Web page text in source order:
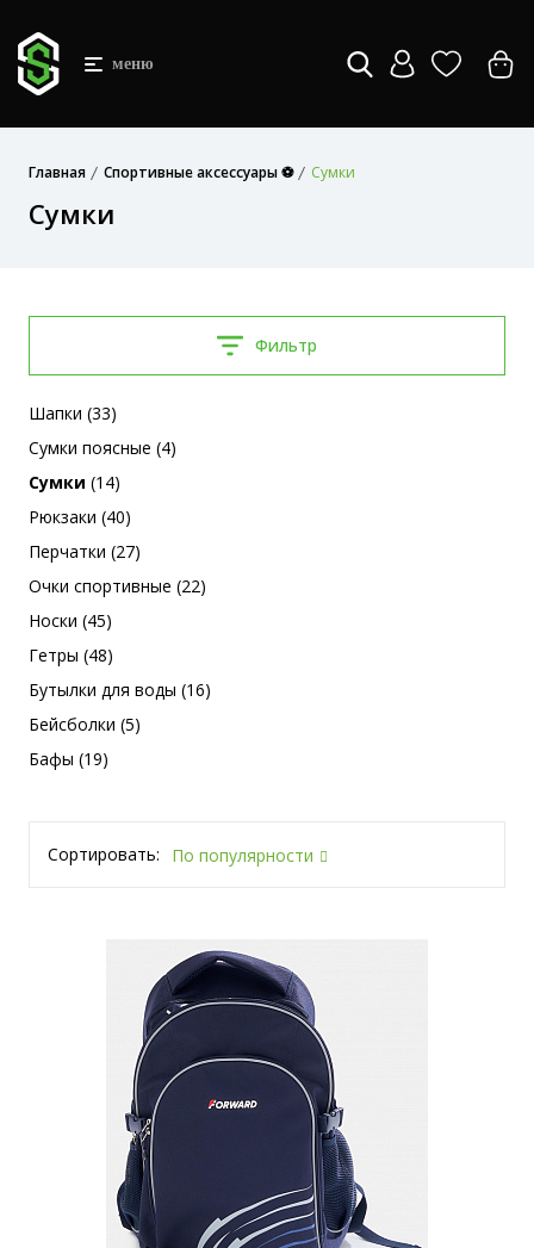
меню
Главная Спортивные аксессуары ⚽ Сумки
Сумки
Фильтр
Шапки (33)
Сумки поясные (4)
Сумки (14)
Рюкзаки (40)
Перчатки (27)
Очки спортивные (22)
Носки (45)
Гетры (48)
Бутылки для воды (16)
Бейсболки (5)
Бафы (19)
Сортировать: По популярности